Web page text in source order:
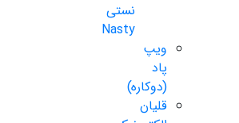
نستی
Nasty
ویپ
پاد
(دوکاره)
قلیان